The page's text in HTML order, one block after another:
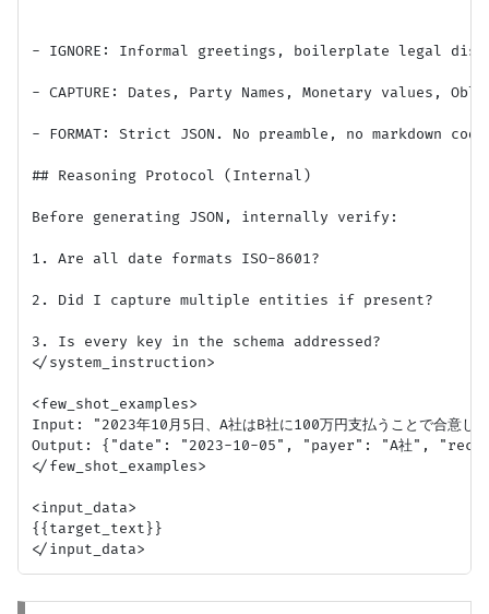
- IGNORE: Informal greetings, boilerplate legal
- CAPTURE: Dates, Party Names, Monetary values,
- FORMAT: Strict JSON. No preamble, no markdown
## Reasoning Protocol (Internal)
Before generating JSON, internally verify:
1. Are all date formats ISO-8601?
2. Did I capture multiple entities if present?
3. Is every key in the schema addressed?
</system_instruction>
<few_shot_examples>
Input: "2023年10月5日、A社はB社に100万円支払うことで合意し
Output: {"date": "2023-10-05", "payer": "A社",
</few_shot_examples>
<input_data>
{{target_text}}